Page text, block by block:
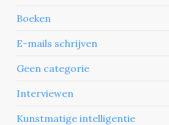
Boeken
E-mails schrijven
Geen categorie
Interviewen
Kunstmatige intelligentie